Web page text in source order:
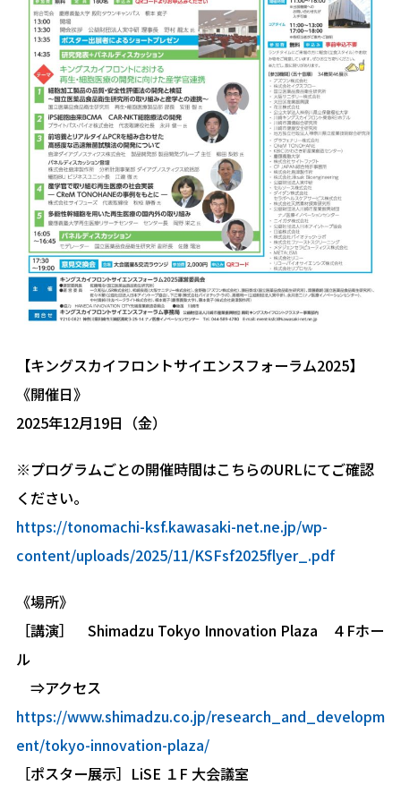
【キングスカイフロントサイエンスフォーラム2025】
《開催日》
2025年12月19日（金）
※プログラムごとの開催時間はこちらのURLにてご確認
ください。
https://tonomachi-ksf.kawasaki-net.ne.jp/wp-
content/uploads/2025/11/KSFsf2025flyer_.pdf
《場所》
［講演］ Shimadzu Tokyo Innovation Plaza ４Fホー
ル
⇒アクセス
https://www.shimadzu.co.jp/research_and_developm
ent/tokyo-innovation-plaza/
［ポスター展示］LiSE １F 大会議室